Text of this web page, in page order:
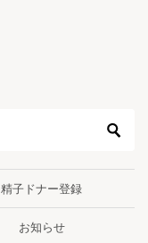
精子ドナー登録
お知らせ